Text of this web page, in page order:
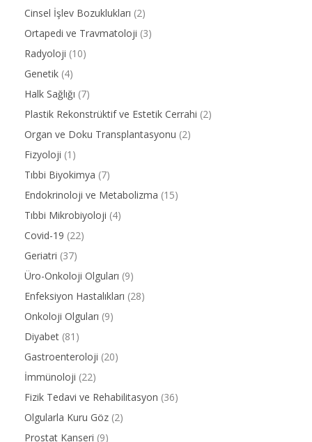
Cinsel İşlev Bozuklukları (2)
Ortapedi ve Travmatoloji (3)
Radyoloji (10)
Genetik (4)
Halk Sağlığı (7)
Plastik Rekonstrüktif ve Estetik Cerrahi (2)
Organ ve Doku Transplantasyonu (2)
Fizyoloji (1)
Tıbbi Biyokimya (7)
Endokrinoloji ve Metabolizma (15)
Tıbbi Mikrobiyoloji (4)
Covid-19 (22)
Geriatri (37)
Üro-Onkoloji Olguları (9)
Enfeksiyon Hastalıkları (28)
Onkoloji Olguları (9)
Diyabet (81)
Gastroenteroloji (20)
İmmünoloji (22)
Fizik Tedavi ve Rehabilitasyon (36)
Olgularla Kuru Göz (2)
Prostat Kanseri (9)